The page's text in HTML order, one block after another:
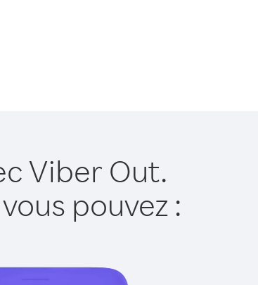
Viber Out.
pouvez :